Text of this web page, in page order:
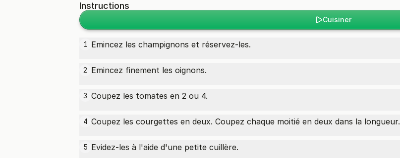
Instructions
Cuisiner
1 Emincez les champignons et réservez-les.
2 Emincez finement les oignons.
3 Coupez les tomates en 2 ou 4.
4 Coupez les courgettes en deux. Coupez chaque moitié en deux dans la longueur.
5 Evidez-les à l'aide d'une petite cuillère.